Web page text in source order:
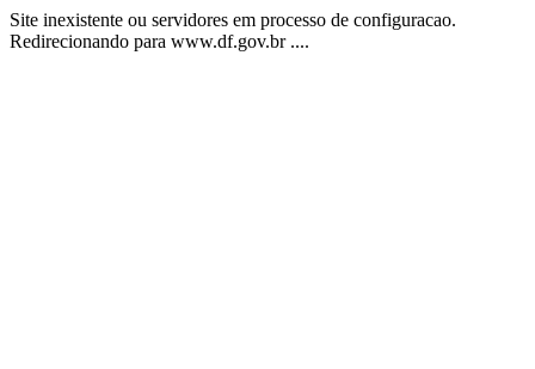
Site inexistente ou servidores em processo de configuracao.
Redirecionando para www.df.gov.br ....